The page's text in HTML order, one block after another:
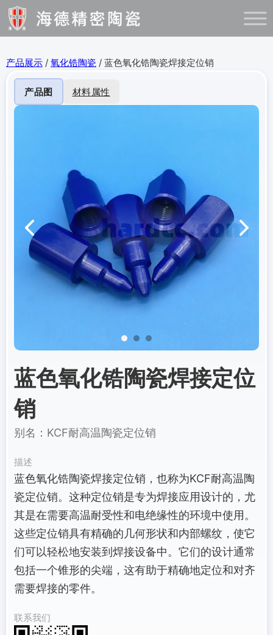
产品展示 / 氧化锆陶瓷 / 蓝色氧化锆陶瓷焊接定位销
产品图 材料属性
蓝色氧化锆陶瓷焊接定位
销
别名：KCF耐高温陶瓷定位销
描述
蓝色氧化锆陶瓷焊接定位销，也称为KCF耐高温陶
瓷定位销。这种定位销是专为焊接应用设计的，尤
其是在需要高温耐受性和电绝缘性的环境中使用。
这些定位销具有精确的几何形状和内部螺纹，使它
们可以轻松地安装到焊接设备中。它们的设计通常
包括一个锥形的尖端，这有助于精确地定位和对齐
需要焊接的零件。
联系我们